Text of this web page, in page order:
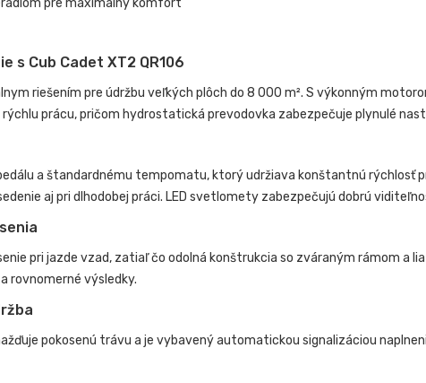
pre maximálny komfort
s Cub Cadet XT2 QR106
riešením pre údržbu veľkých plôch do 8 000 m². S výkonným
rýchlu prácu, pričom hydrostatická prevodovka zabezpečuje plynulé
a štandardnému tempomatu, ktorý udržiava konštantnú rýchlosť
aj pri dlhodobej práci. LED svetlomety zabezpečujú dobrú
pri jazde vzad, zatiaľ čo odolná konštrukcia so zváraným rámom a
rovnomerné výsledky.
pokosenú trávu a je vybavený automatickou signalizáciou